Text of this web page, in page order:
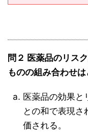
問２ 医薬品のリス
ものの組み合わせは
医薬品の効果と
との和で表現
価される。